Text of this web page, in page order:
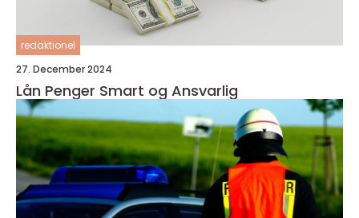
redaktionel
27. December 2024
Lån Penger Smart og Ansvarlig